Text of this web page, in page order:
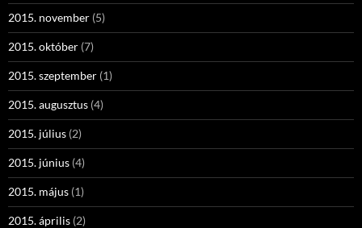
2015. november (5)
2015. október (7)
2015. szeptember (1)
2015. augusztus (4)
2015. július (2)
2015. június (4)
2015. május (1)
2015. április (2)